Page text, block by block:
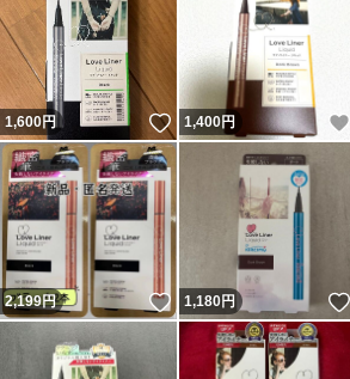
1,600円 いいね！
1,400円
2,199円 いいね！
1,180円